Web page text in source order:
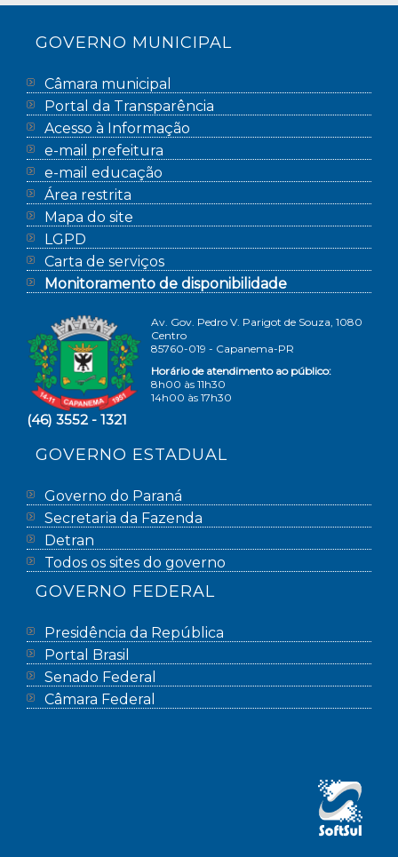
GOVERNO MUNICIPAL
Câmara municipal
Portal da Transparência
Acesso à Informação
e-mail prefeitura
e-mail educação
Área restrita
Mapa do site
LGPD
Carta de serviços
Monitoramento de disponibilidade
Av. Gov. Pedro V. Parigot de Souza, 1080
Centro
85760-019 - Capanema-PR
Horário de atendimento ao público:
8h00 às 11h30
14h00 às 17h30
(46) 3552 - 1321
GOVERNO ESTADUAL
Governo do Paraná
Secretaria da Fazenda
Detran
Todos os sites do governo
GOVERNO FEDERAL
Presidência da República
Portal Brasil
Senado Federal
Câmara Federal